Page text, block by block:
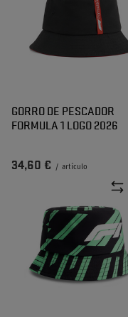
GORRO DE PESCADOR
FORMULA 1 LOGO 2026
34,60 € / artículo